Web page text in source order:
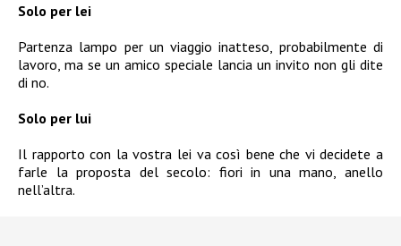
Solo per lei
Partenza lampo per un viaggio inatteso, probabilmente di
lavoro, ma se un amico speciale lancia un invito non gli dite
di no.
Solo per lui
Il rapporto con la vostra lei va così bene che vi decidete a
farle la proposta del secolo: fiori in una mano, anello
nell’altra.